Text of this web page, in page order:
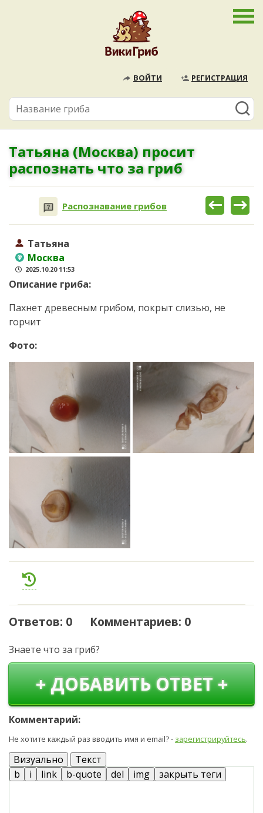
ВОЙТИ РЕГИСТРАЦИЯ
Татьяна (Москва) просит
распознать что за гриб
Распознавание грибов
Татьяна
Москва
2025.10.20 11:53
Описание гриба:
Пахнет древесным грибом, покрыт слизью, не
горчит
Фото:
Ответов: 0 Комментариев: 0
Знаете что за гриб?
+ ДОБАВИТЬ ОТВЕТ +
Комментарий:
Не хотите каждый раз вводить имя и email? - зарегистрируйтесь.
Визуально Текст